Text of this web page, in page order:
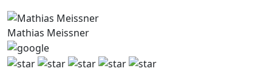
Mathias Meissner